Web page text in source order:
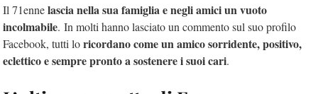
Il 71ennelascia nella sua famiglia e negli amici un vuoto
incolmabile. In molti hanno lasciato un commento sul suo profilo
Facebook, tutti loricordano come un amico sorridente, positivo,
eclettico e sempre pronto a sostenere i suoi cari.